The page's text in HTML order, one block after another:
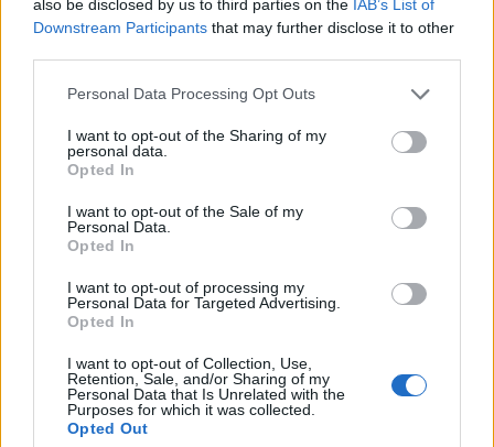
also be disclosed by us to third parties on the IAB’s List of
Downstream Participants that may further disclose it to other
Personal Data Processing Opt Outs
I want to opt-out of the Sharing of my
personal data.
Opted In
I want to opt-out of the Sale of my
Personal Data.
Opted In
I want to opt-out of processing my
Personal Data for Targeted Advertising.
Opted In
I want to opt-out of Collection, Use,
Retention, Sale, and/or Sharing of my
Personal Data that Is Unrelated with the
Purposes for which it was collected.
Opted Out
teljesített a vállalat.A társaság árbevétele minimálisan
emelkedett tavaly 2014-hez képest, miután a fajsúlyos
francia operáció árbevétele 0,7 százalékkal, az olasz pedig
8 százalékkal csökkent, a brit ugyanakkor 8,9 százalékkal,
az egyéb nemzetközi piacok...
KEDVES OLVASÓNK!
A keresett cikk a portfolio.hu hírarchívumához
regisztrációhoz kötött.
Az előfizetés a következőket tartalmazza:
Portfolio.hu teljes cikkarchívum